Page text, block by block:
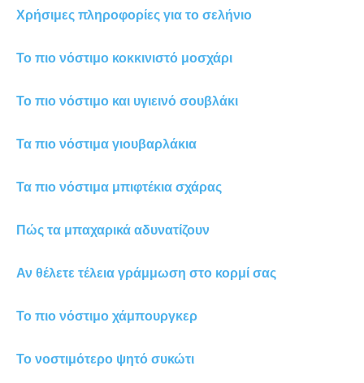
Χρήσιμες πληροφορίες για το σελήνιο
Το πιο νόστιμο κοκκινιστό μοσχάρι
Το πιο νόστιμο και υγιεινό σουβλάκι
Τα πιο νόστιμα γιουβαρλάκια
Τα πιο νόστιμα μπιφτέκια σχάρας
Πώς τα μπαχαρικά αδυνατίζουν
Αν θέλετε τέλεια γράμμωση στο κορμί σας
Το πιο νόστιμο χάμπουργκερ
Το νοστιμότερο ψητό συκώτι